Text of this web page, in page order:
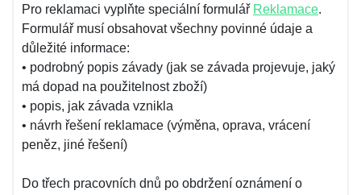
Pro reklamaci vyplňte speciální formulář Reklamace.
Formulář musí obsahovat všechny povinné údaje a
důležité informace:
• podrobný popis závady (jak se závada projevuje, jaký
má dopad na použitelnost zboží)
• popis, jak závada vznikla
• návrh řešení reklamace (výměna, oprava, vrácení
peněz, jiné řešení)
Do třech pracovních dnů po obdržení oznámení o